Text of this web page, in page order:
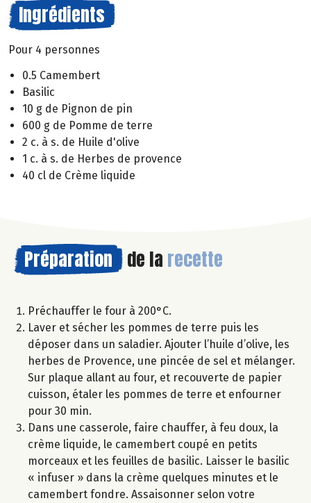
Ingrédients
Pour 4 personnes
0.5 Camembert
Basilic
10 g de Pignon de pin
600 g de Pomme de terre
2 c. à s. de Huile d'olive
1 c. à s. de Herbes de provence
40 cl de Crème liquide
Préparation de la recette
Préchauffer le four à 200°C.
Laver et sécher les pommes de terre puis les
déposer dans un saladier. Ajouter l’huile d’olive, les
herbes de Provence, une pincée de sel et mélanger.
Sur plaque allant au four, et recouverte de papier
cuisson, étaler les pommes de terre et enfourner
pour 30 min.
Dans une casserole, faire chauffer, à feu doux, la
crème liquide, le camembert coupé en petits
morceaux et les feuilles de basilic. Laisser le basilic
« infuser » dans la crème quelques minutes et le
camembert fondre. Assaisonner selon votre